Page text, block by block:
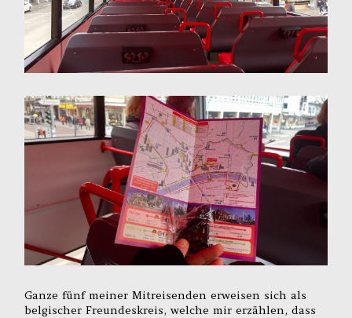
Ganze fünf meiner Mitreisenden erweisen sich als
belgischer Freundeskreis, welche mir erzählen, dass